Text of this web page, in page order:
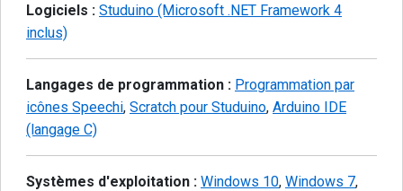
Logiciels : Studuino (Microsoft .NET Framework 4
inclus)
Langages de programmation : Programmation par
icônes Speechi, Scratch pour Studuino, Arduino IDE
(langage C)
Systèmes d'exploitation : Windows 10, Windows 7,